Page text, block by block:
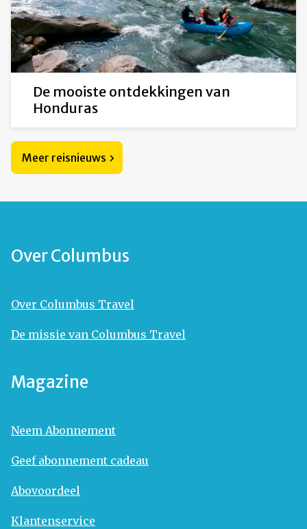
De mooiste ontdekkingen van
Honduras
Meer reisnieuws
Over Columbus
Over Columbus Travel
De missie van Columbus Travel
Magazine
Neem Abonnement
Geef abonnement cadeau
Abovoordeel
Klantenservice